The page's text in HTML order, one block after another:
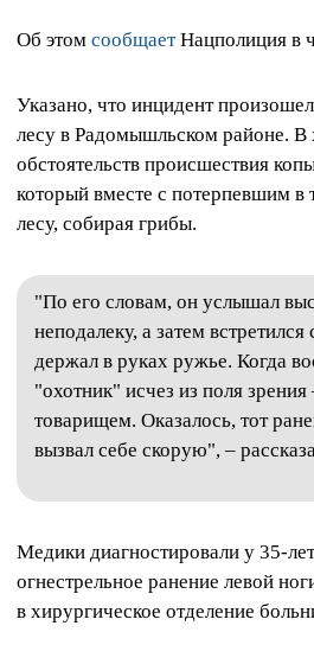
Об этом сообщаетНацполиция в
Указано, что инцидент
лесу в Радомышльском районе. В
обстоятельств происшествия
который вместе с потерпевшим в
лесу, собирая грибы.
"По его словам, он услышал
неподалеку, а затем
держал в руках ружье. Когда
"охотник" исчез из поля зрения
товарищем. Оказалось, тот
вызвал себе скорую", –
Медики диагностировали у 35-
огнестрельное ранение левой
в хирургическое отделение